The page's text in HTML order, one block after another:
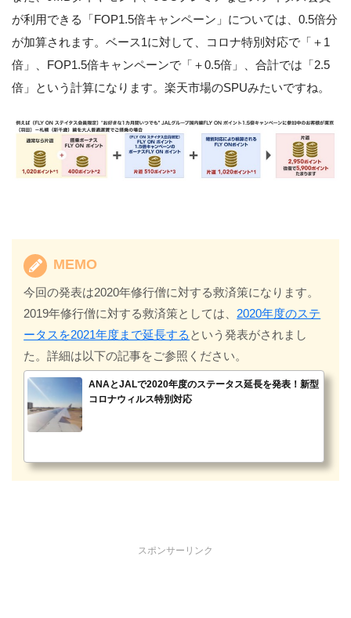
が利用できる「FOP1.5倍キャンペーン」については、0.5倍分
が加算されます。ベース1に対して、コロナ特別対応で「＋1
倍」、FOP1.5倍キャンペーンで「＋0.5倍」、合計では「2.5
倍」という計算になります。楽天市場のSPUみたいですね。
MEMO
今回の発表は2020年修行僧に対する救済策になります。
2019年修行僧に対する救済策としては、 2020年度のステ
ータスを2021年度まで延長する という発表がされまし
た。詳細は以下の記事をご参照ください。
ANAとJALで2020年度のステータス延長を発表！新型
コロナウィルス特別対応
スポンサーリンク